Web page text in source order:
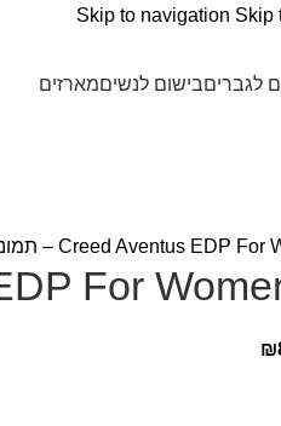
Skip to navigation Skip
לגבריםבישום לנשיםמארזים
For
₪